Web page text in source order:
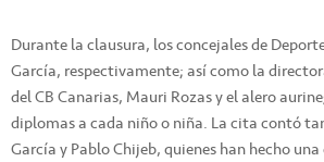
Durante la clausura, los concejales de
García, respectivamente; así como la
del CB Canarias, Mauri Rozas y el alero
diplomas a cada niño o niña. La cita contó
García y Pablo Chijeb, quienes han hecho